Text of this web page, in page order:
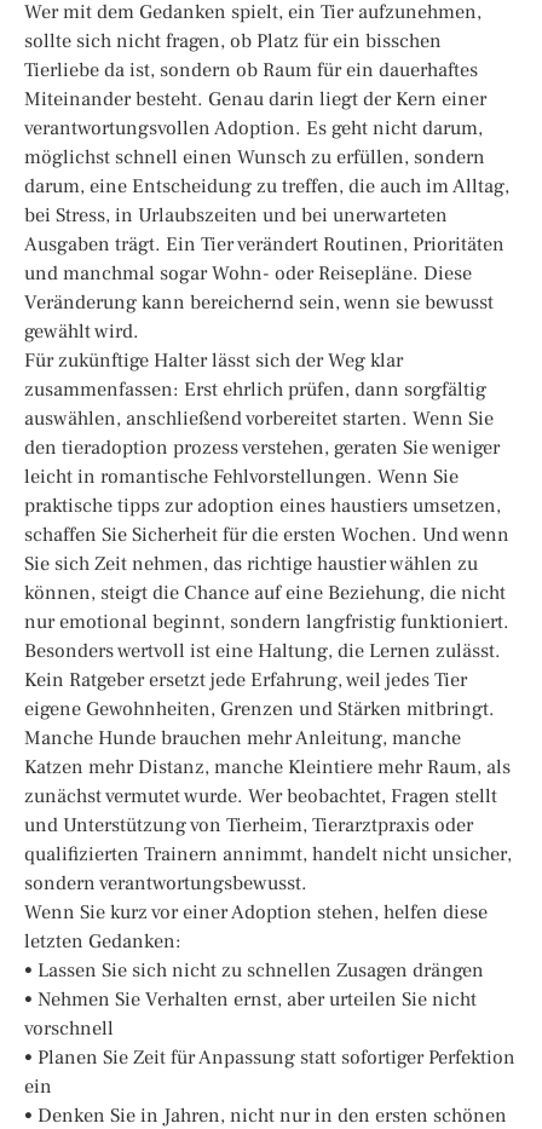
Wer mit dem Gedanken spielt, ein Tier aufzunehmen,
sollte sich nicht fragen, ob Platz für ein bisschen
Tierliebe da ist, sondern ob Raum für ein dauerhaftes
Miteinander besteht. Genau darin liegt der Kern einer
verantwortungsvollen Adoption. Es geht nicht darum,
möglichst schnell einen Wunsch zu erfüllen, sondern
darum, eine Entscheidung zu treffen, die auch im Alltag,
bei Stress, in Urlaubszeiten und bei unerwarteten
Ausgaben trägt. Ein Tier verändert Routinen, Prioritäten
und manchmal sogar Wohn- oder Reisepläne. Diese
Veränderung kann bereichernd sein, wenn sie bewusst
gewählt wird.
Für zukünftige Halter lässt sich der Weg klar
zusammenfassen: Erst ehrlich prüfen, dann sorgfältig
auswählen, anschließend vorbereitet starten. Wenn Sie
den tieradoption prozess verstehen, geraten Sie weniger
leicht in romantische Fehlvorstellungen. Wenn Sie
praktische tipps zur adoption eines haustiers umsetzen,
schaffen Sie Sicherheit für die ersten Wochen. Und wenn
Sie sich Zeit nehmen, das richtige haustier wählen zu
können, steigt die Chance auf eine Beziehung, die nicht
nur emotional beginnt, sondern langfristig funktioniert.
Besonders wertvoll ist eine Haltung, die Lernen zulässt.
Kein Ratgeber ersetzt jede Erfahrung, weil jedes Tier
eigene Gewohnheiten, Grenzen und Stärken mitbringt.
Manche Hunde brauchen mehr Anleitung, manche
Katzen mehr Distanz, manche Kleintiere mehr Raum, als
zunächst vermutet wurde. Wer beobachtet, Fragen stellt
und Unterstützung von Tierheim, Tierarztpraxis oder
qualifizierten Trainern annimmt, handelt nicht unsicher,
sondern verantwortungsbewusst.
Wenn Sie kurz vor einer Adoption stehen, helfen diese
letzten Gedanken:
• Lassen Sie sich nicht zu schnellen Zusagen drängen
• Nehmen Sie Verhalten ernst, aber urteilen Sie nicht
vorschnell
• Planen Sie Zeit für Anpassung statt sofortiger Perfektion
ein
• Denken Sie in Jahren, nicht nur in den ersten schönen